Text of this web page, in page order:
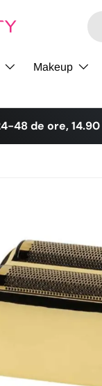
Makeup
48 de ore, 14.90